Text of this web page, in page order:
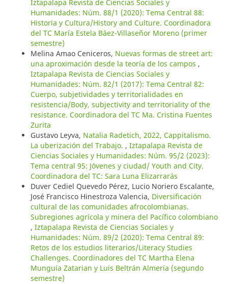
Iztapalapa Revista de Ciencias Sociales y
Humanidades: Núm. 88/1 (2020): Tema Central 88:
Historia y Cultura/History and Culture. Coordinadora
del TC María Estela Báez-Villaseñor Moreno (primer
semestre)
Melina Amao Ceniceros, Nuevas formas de street art:
una aproximación desde la teoría de los campos ,
Iztapalapa Revista de Ciencias Sociales y
Humanidades: Núm. 82/1 (2017): Tema Central 82:
Cuerpo, subjetividades y territorialidades en
resistencia/Body, subjectivity and territoriality of the
resistance. Coordinadora del TC Ma. Cristina Fuentes
Zurita
Gustavo Leyva, Natalia Radetich, 2022, Cappitalismo.
La uberización del Trabajo. , Iztapalapa Revista de
Ciencias Sociales y Humanidades: Núm. 95/2 (2023):
Tema central 95: Jóvenes y ciudad/ Youth and City.
Coordinadora del TC: Sara Luna Elizarrarás
Duver Cediel Quevedo Pérez, Lucio Noriero Escalante,
José Francisco Hinestroza Valencia, Diversificación
cultural de las comunidades afrocolombianas.
Subregiones agrícola y minera del Pacífico colombiano
, Iztapalapa Revista de Ciencias Sociales y
Humanidades: Núm. 89/2 (2020): Tema Central 89:
Retos de los estudios literarios/Literacy Studies
Challenges. Coordinadores del TC Martha Elena
Munguía Zatarian y Luis Beltrán Almería (segundo
semestre)